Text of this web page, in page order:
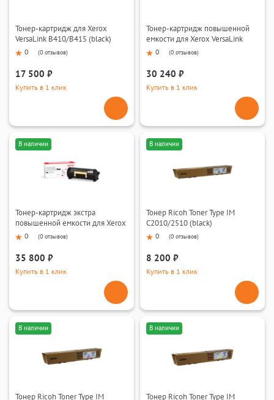
Тонер-картридж для Xerox
VersaLink B410/B415 (black)
0 (0 отзывов)
17 500 ₽
Купить в 1 клик
Тонер-картридж повышенной
емкости для Xerox VersaLink
B410/B415 (black)
0 (0 отзывов)
30 240 ₽
Купить в 1 клик
В наличии
Тонер-картридж экстра
повышенной емкости для Xerox
VersaLink B410/B415 (black)
0 (0 отзывов)
35 800 ₽
Купить в 1 клик
В наличии
Тонер Ricoh Toner Type IM
C2010/2510 (black)
0 (0 отзывов)
8 200 ₽
Купить в 1 клик
В наличии
Тонер Ricoh Toner Type IM
В наличии
Тонер Ricoh Toner Type IM